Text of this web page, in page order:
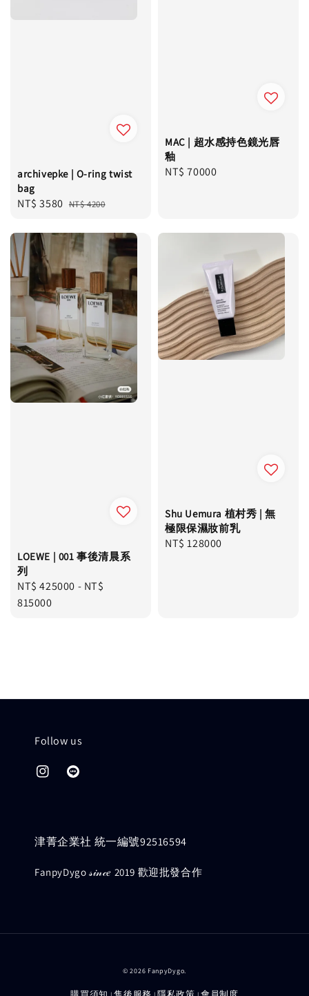
archivepke | O-ring twist
bag
Sale
NT$ 3580 Regular
NT$ 4200
MAC | 超水感持色鏡光唇
釉
Regular
NT$ 70000
LOEWE | 001 事後清晨系
列
Regular
price
NT$ 425000 - NT$
815000
Shu Uemura 植村秀 | 無
極限保濕妝前乳
Regular
NT$ 128000
Follow us
津菁企業社 統一編號92516594
FanpyDygo 𝓈𝒾𝓃𝒸𝑒 2019 歡迎批發合作
© 2026 FanpyDygo.